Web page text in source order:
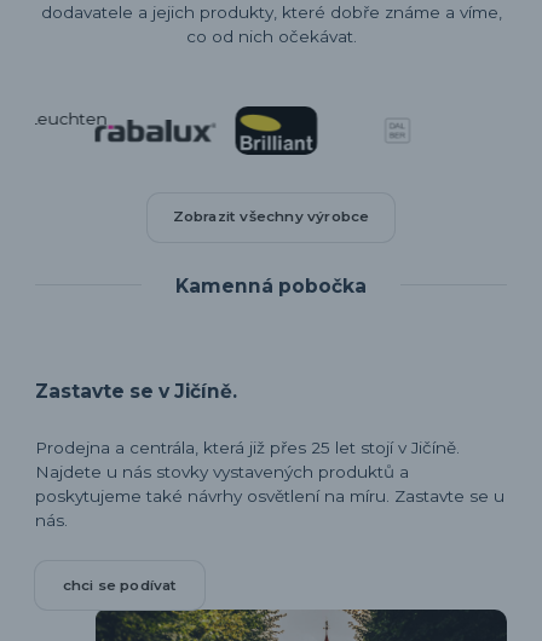
dodavatele a jejich produkty, které dobře známe a víme,
co od nich očekávat.
Zobrazit všechny výrobce
Kamenná pobočka
Zastavte se v Jičíně.
Prodejna a centrála, která již přes 25 let stojí v Jičíně.
Najdete u nás stovky vystavených produktů a
poskytujeme také návrhy osvětlení na míru. Zastavte se u
nás.
chci se podívat